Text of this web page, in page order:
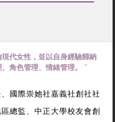
代女性，並以自身經驗歸納
角色管理、情緒管理。
國際崇她社嘉義社創社社
總監、中正大學校友會創